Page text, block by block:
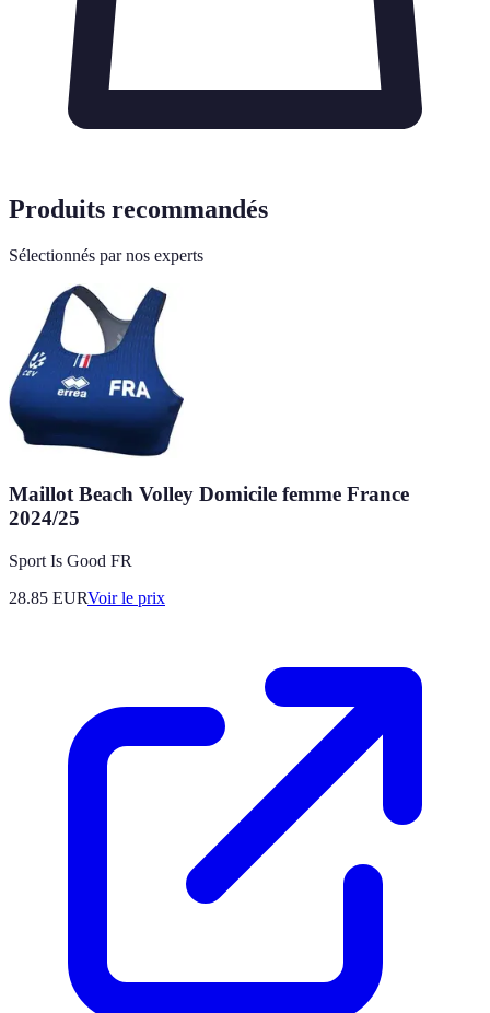
Produits recommandés
Sélectionnés par nos experts
Maillot Beach Volley Domicile femme France
2024/25
Sport Is Good FR
28.85 EURVoir le prix